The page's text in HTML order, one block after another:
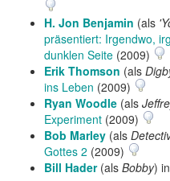
H. Jon Benjamin (als
präsentiert: Irgendwo,
dunklen Seite (2009)
Erik Thomson (als
ins Leben (2009)
Ryan Woodle (als
Experiment (2009)
Bob Marley (als
Gottes 2 (2009)
Bill Hader(als Bobby) in